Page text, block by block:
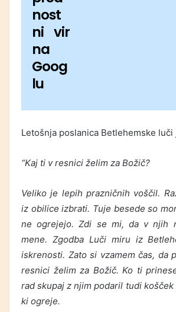
nost
ni vir
na
Goog
lu
Letošnja poslanica Betlehemske luči
“Kaj ti v resnici želim za Božič?
Veliko je lepih prazničnih voščil.
iz obilice izbrati. Tuje besede so
ne ogrejejo. Zdi se mi, da v njih
mene. Zgodba Luči miru iz
iskrenosti. Zato si vzamem čas, da
resnici želim za Božič. Ko ti
rad skupaj z njim podaril tudi košček
ki ogreje.